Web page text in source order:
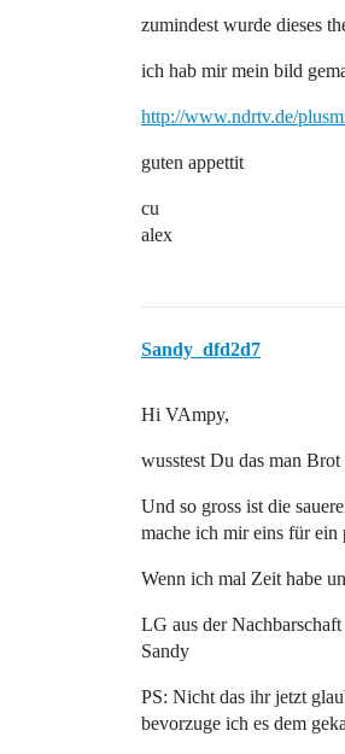
zumindest wurde dieses
ich hab mir mein bild
http://www.ndrtv.de/
guten appettit
cu
alex
Sandy_dfd2d7
Hi VAmpy,
wusstest Du das man
Und so gross ist die
mache ich mir eins für ein
Wenn ich mal Zeit habe
LG aus der Nachbarschaft
Sandy
PS: Nicht das ihr jetzt
bevorzuge ich es dem